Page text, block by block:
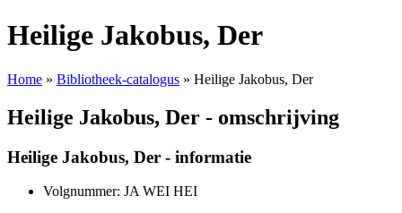
Heilige Jakobus, Der
Home » Bibliotheek-catalogus » Heilige Jakobus, Der
Heilige Jakobus, Der - omschrijving
Heilige Jakobus, Der - informatie
Volgnummer: JA WEI HEI